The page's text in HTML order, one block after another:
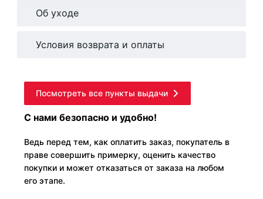
Об уходе
Условия возврата и оплаты
Посмотреть все пункты выдачи
С нами безопасно и удобно!
Ведь перед тем, как оплатить заказ, покупатель в
праве совершить примерку, оценить качество
покупки и может отказаться от заказа на любом
его этапе.